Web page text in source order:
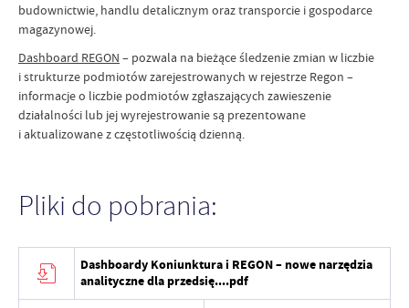
budownictwie, handlu detalicznym oraz transporcie i gospodarce
magazynowej.
Dashboard REGON – pozwala na bieżące śledzenie zmian w liczbie
i strukturze podmiotów zarejestrowanych w rejestrze Regon –
informacje o liczbie podmiotów zgłaszających zawieszenie
działalności lub jej wyrejestrowanie są prezentowane
i aktualizowane z częstotliwością dzienną.
Pliki do pobrania:
Dashboardy Koniunktura i REGON – nowe narzędzia
analityczne dla przedsię....pdf